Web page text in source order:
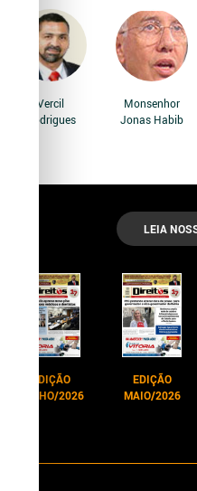
Vercil
Rodrigues
Monsenhor
Jonas Habib
LEIA
EDIÇÃO
JUNHO/2026
EDIÇÃO
MAIO/2026